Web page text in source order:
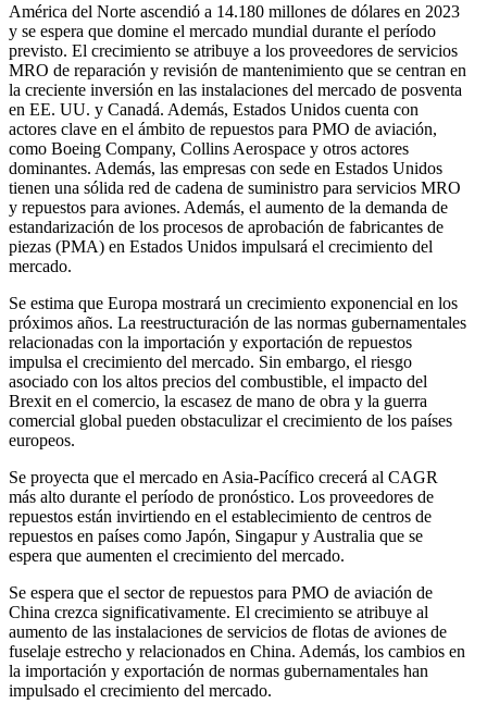
América del Norte ascendió a 14.180 millones de dólares en 2023
y se espera que domine el mercado mundial durante el período
previsto. El crecimiento se atribuye a los proveedores de servicios
MRO de reparación y revisión de mantenimiento que se centran en
la creciente inversión en las instalaciones del mercado de posventa
en EE. UU. y Canadá. Además, Estados Unidos cuenta con
actores clave en el ámbito de repuestos para PMO de aviación,
como Boeing Company, Collins Aerospace y otros actores
dominantes. Además, las empresas con sede en Estados Unidos
tienen una sólida red de cadena de suministro para servicios MRO
y repuestos para aviones. Además, el aumento de la demanda de
estandarización de los procesos de aprobación de fabricantes de
piezas (PMA) en Estados Unidos impulsará el crecimiento del
mercado.
Se estima que Europa mostrará un crecimiento exponencial en los
próximos años. La reestructuración de las normas gubernamentales
relacionadas con la importación y exportación de repuestos
impulsa el crecimiento del mercado. Sin embargo, el riesgo
asociado con los altos precios del combustible, el impacto del
Brexit en el comercio, la escasez de mano de obra y la guerra
comercial global pueden obstaculizar el crecimiento de los países
europeos.
Se proyecta que el mercado en Asia-Pacífico crecerá al CAGR
más alto durante el período de pronóstico. Los proveedores de
repuestos están invirtiendo en el establecimiento de centros de
repuestos en países como Japón, Singapur y Australia que se
espera que aumenten el crecimiento del mercado.
Se espera que el sector de repuestos para PMO de aviación de
China crezca significativamente. El crecimiento se atribuye al
aumento de las instalaciones de servicios de flotas de aviones de
fuselaje estrecho y relacionados en China. Además, los cambios en
la importación y exportación de normas gubernamentales han
impulsado el crecimiento del mercado.